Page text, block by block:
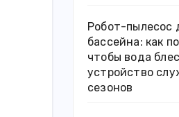
Робот-пылесос
бассейна: как
чтобы вода
устройство
сезонов